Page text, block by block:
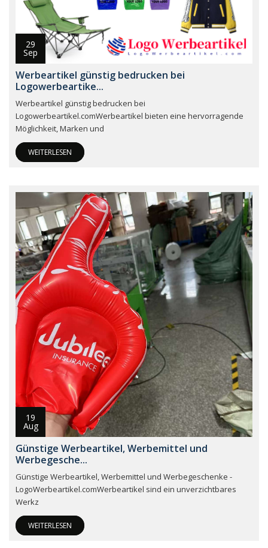
29
Sep
Werbeartikel günstig bedrucken bei
Logowerbeartike...
Werbeartikel günstig bedrucken bei
Logowerbeartikel.comWerbeartikel bieten eine hervorragende
Möglichkeit, Marken und
WEITERLESEN
19
Aug
Günstige Werbeartikel, Werbemittel und
Werbegesche...
Günstige Werbeartikel, Werbemittel und Werbegeschenke -
LogoWerbeartikel.comWerbeartikel sind ein unverzichtbares
Werkz
WEITERLESEN